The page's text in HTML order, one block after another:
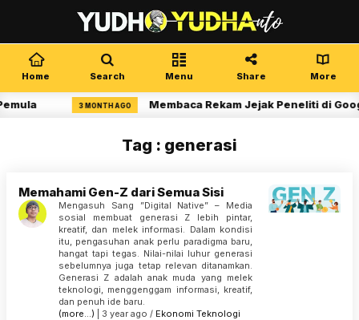
Home Search Menu Share More
3 MONTH AGO Membaca Rekam Jejak Peneliti di
Tag : generasi
Memahami Gen-Z dari Semua Sisi
Mengasuh Sang ”Digital Native” – Media
sosial membuat generasi Z lebih pintar,
kreatif, dan melek informasi. Dalam kondisi
itu, pengasuhan anak perlu paradigma baru,
hangat tapi tegas. Nilai-nilai luhur generasi
sebelumnya juga tetap relevan ditanamkan.
Generasi Z adalah anak muda yang melek
teknologi, menggenggam informasi, kreatif,
dan penuh ide baru.
(more…) | 3 year ago / Ekonomi Teknologi